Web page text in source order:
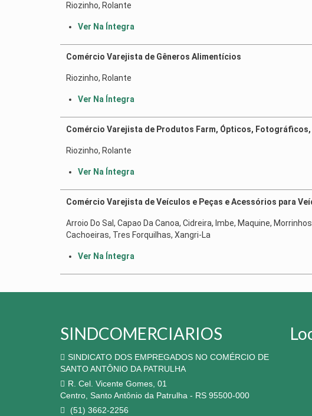
Riozinho, Rolante
Ver Na Íntegra
Comércio Varejista de Gêneros Alimentícios
Riozinho, Rolante
Ver Na Íntegra
Comércio Varejista de Produtos Farm, Ópticos,
Riozinho, Rolante
Ver Na Íntegra
Comércio Varejista de Veículos e Peças e Acessórios para
Arroio Do Sal, Capao Da Canoa, Cidreira, Imbe, Maquine,
Cachoeiras, Tres Forquilhas, Xangri-La
Ver Na Íntegra
SINDCOMERCIARIOS
SINDICATO DOS EMPREGADOS NO COMÉRCIO DE
SANTO ANTÔNIO DA PATRULHA
R. Cel. Vicente Gomes, 01
Centro, Santo Antônio da Patrulha - RS 95500-000
(51) 3662-2256